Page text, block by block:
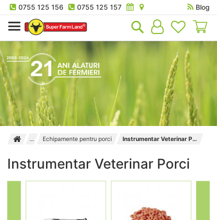
0755 125 156 0755 125 157
Blog
Echipamente pentru porci Instrumentar Veterinar Porci
Instrumentar Veterinar Porci